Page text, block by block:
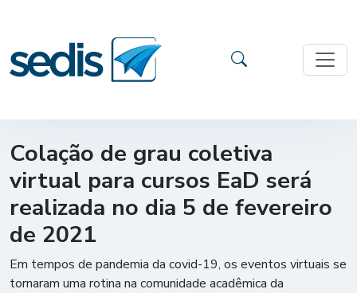
Colação de grau coletiva
virtual para cursos EaD será
realizada no dia 5 de fevereiro
de 2021
Em tempos de pandemia da covid-19, os eventos virtuais se
tornaram uma rotina na comunidade acadêmica da